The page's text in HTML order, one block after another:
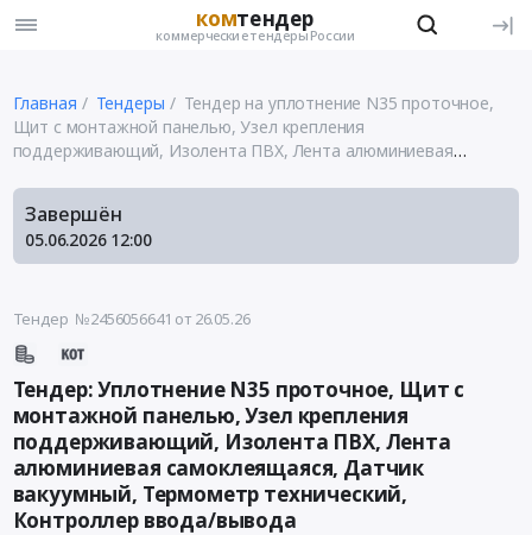
комтендер
коммерческие тендеры России
Главная Тендеры
Тендер на уплотнение N35 проточное,
Щит с монтажной панелью, Узел крепления
поддерживающий, Изолента ПВХ, Лента алюминиевая
Контроллер ввода/вывода
Завершён
05.06.2026 12:00
Тендер №2456056641 от 26.05.26
Тендер: Уплотнение N35 проточное, Щит с
монтажной панелью, Узел крепления
поддерживающий, Изолента ПВХ, Лента
алюминиевая самоклеящаяся, Датчик
вакуумный, Термометр технический,
Контроллер ввода/вывода